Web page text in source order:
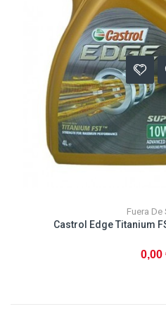
Fuera De
Castrol Edge Titanium
0,00